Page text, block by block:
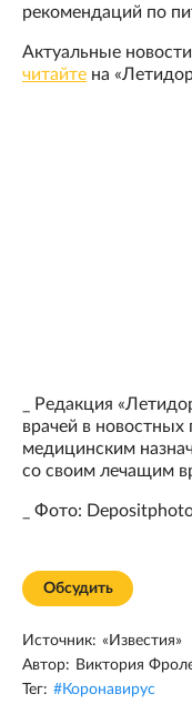
рекомендаций по
Актуальные
читайте на
_ Редакция
врачей в новостных
медицинским
со своим лечащим
_ Фото:
Обсудить
Источник: «Известия»
Автор: Виктория
Тег: #Коронавирус